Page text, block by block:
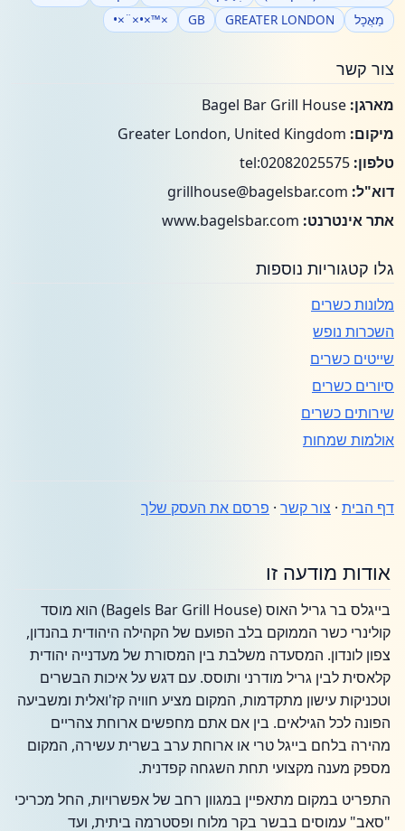
מַאֲכָל
GREATER LONDON
GB
×™×•×¨×•
צור קשר
מארגן:
מיקום:
טלפון:
דוא"ל: grillhouse@bagelsbar.com
אתר אינטרנט:
גלו קטגוריות נוספות
מלונות כשרים
השכרות נופש
שייטים כשרים
סיורים כשרים
שירותים כשרים
אולמות שמחות
דף הבית · צור קשר · פרסם את העסק שלך
אודות מודעה זו
בייגלס בר גריל האוס (Bagels Bar Grill House) הוא מוסד
קולינרי כשר הממוקם בלב הפועם של הקהילה היהודית בהנדון,
צפון לונדון. המסעדה משלבת בין המסורת של מעדנייה יהודית
קלאסית לבין גריל מודרני ותוסס. עם דגש על איכות הבשרים
וטכניקות עישון מתקדמות, המקום מציע חוויה קז'ואלית ומשביעה
הפונה לכל הגילאים. בין אם אתם מחפשים ארוחת צהריים
מהירה בלחם בייגל טרי או ארוחת ערב בשרית עשירה, המקום
מספק מענה מקצועי תחת השגחה קפדנית.
התפריט במקום מתאפיין במגוון רחב של אפשרויות, החל מכריכי
"סאב" עמוסים בבשר בקר מלוח ופסטרמה ביתית, ועד